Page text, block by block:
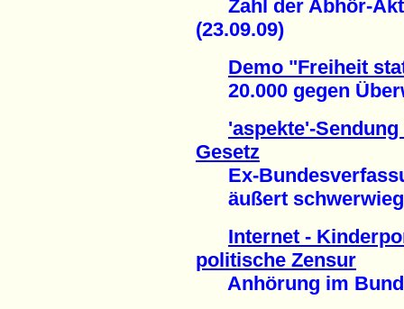
Zahl der Abhör-
(23.09.09)
Demo "Freiheit
20.000 gegen
'aspekte'-
Gesetz
Ex-
äußert
Internet -
politische Zensur
Anhörung im